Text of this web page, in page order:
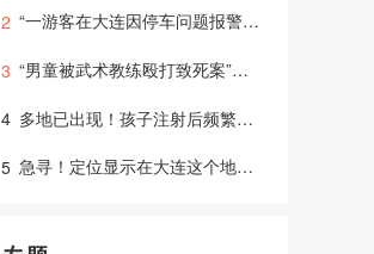
2 “一游客在大连因停车问题报警”，最新通报
3 “男童被武术教练殴打致死案”一审宣判
4 多地已出现！孩子注射后频繁生病
5 急寻！定位显示在大连这个地方…